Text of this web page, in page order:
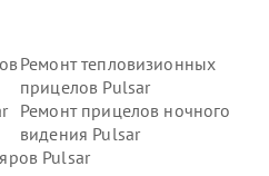
Ремонт тепловизионных
прицелов Pulsar
Ремонт прицелов ночного
видения Pulsar
Pulsar